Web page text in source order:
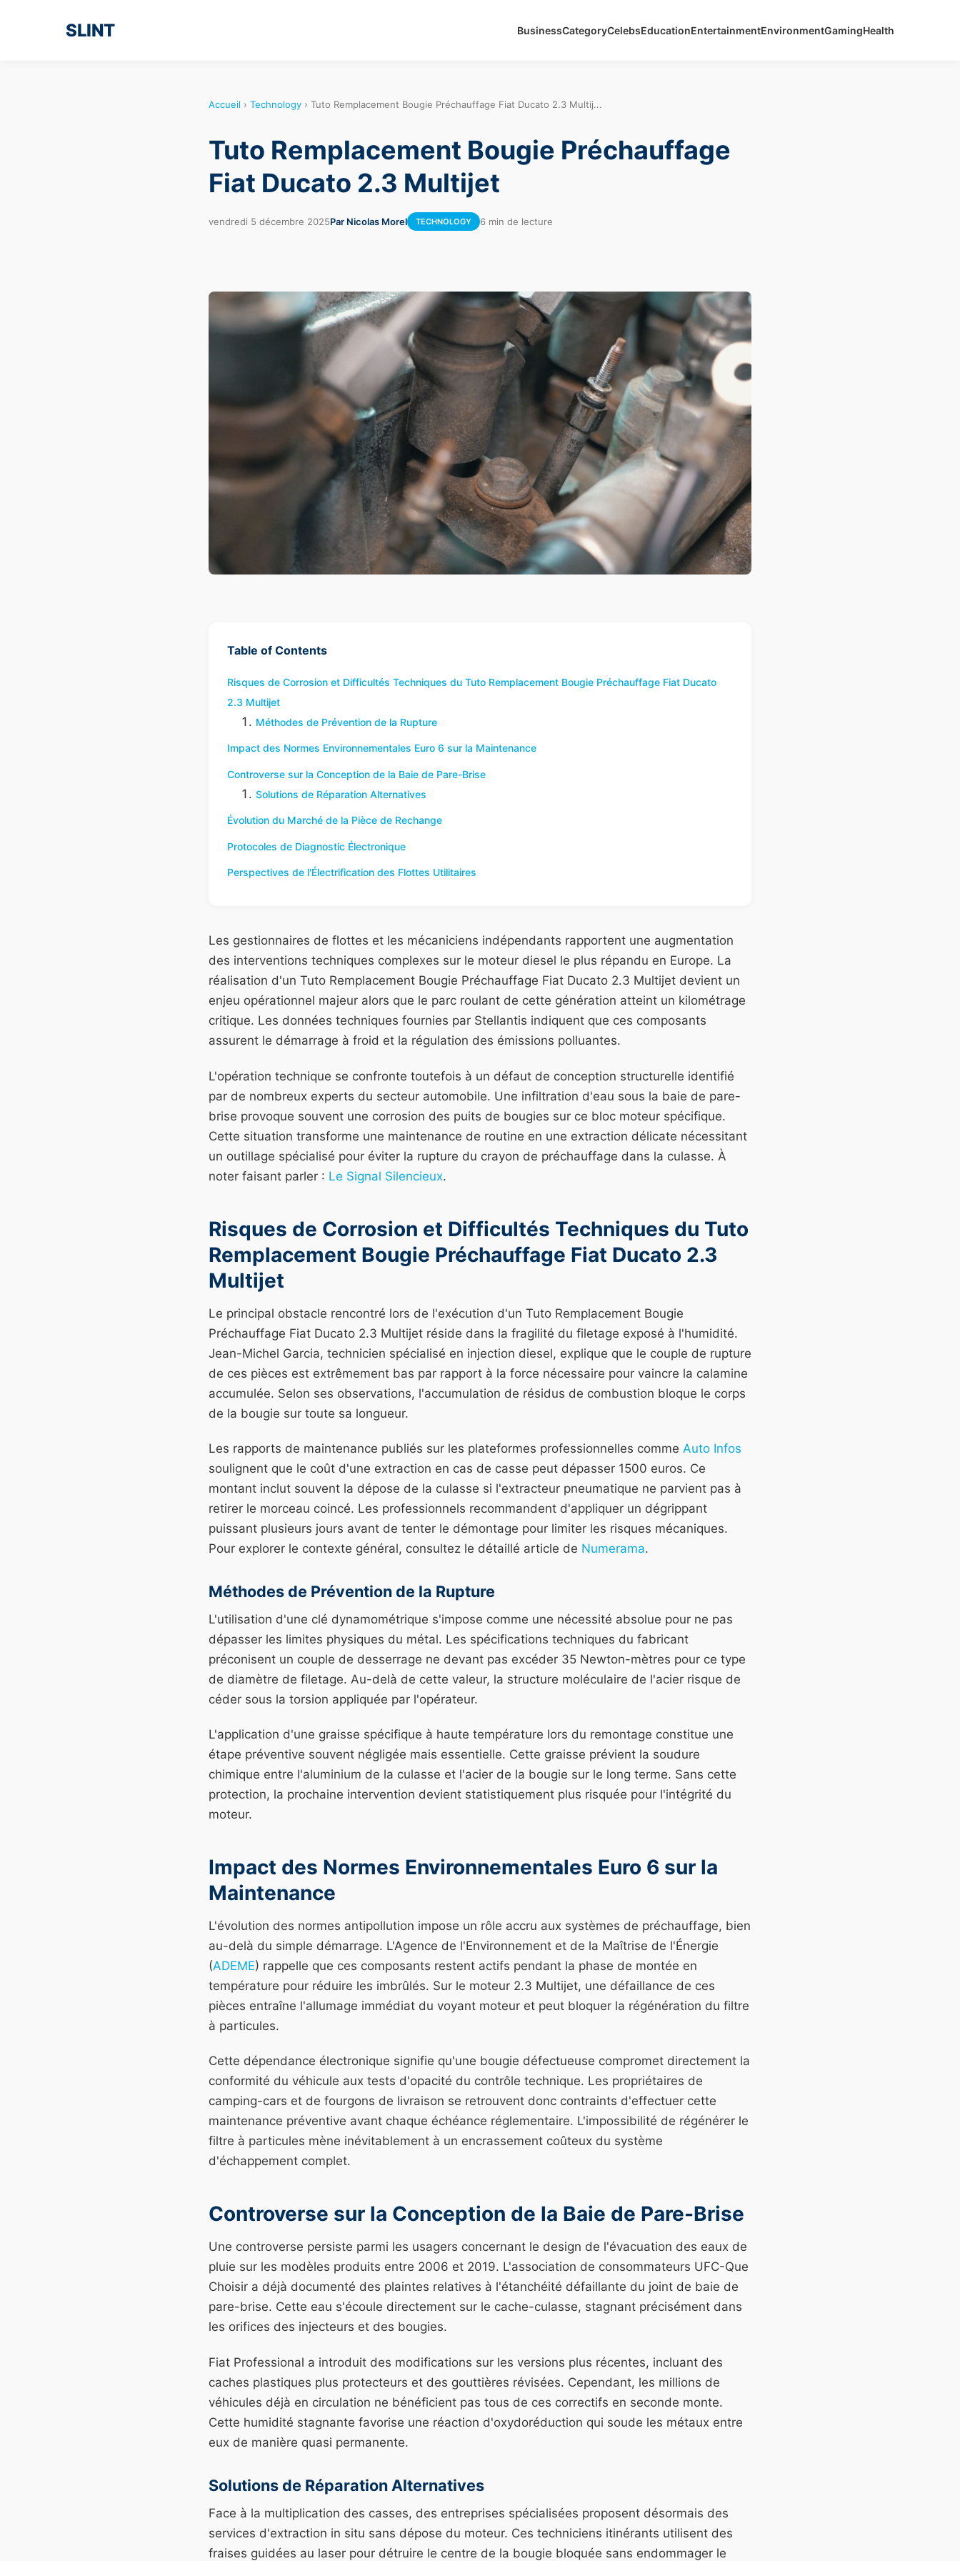
SLINT BusinessCategoryCelebsEducationEntertainmentEnvironmentGamingHealth
Accueil › Technology › Tuto Remplacement Bougie Préchauffage Fiat Ducato 2.3 Multij...
Tuto Remplacement Bougie Préchauffage
Fiat Ducato 2.3 Multijet
vendredi 5 décembre 2025Par Nicolas Morel TECHNOLOGY 6 min de lecture
Table of Contents
Risques de Corrosion et Difficultés Techniques du Tuto Remplacement Bougie Préchauffage Fiat Ducato
2.3 Multijet
Méthodes de Prévention de la Rupture
Impact des Normes Environnementales Euro 6 sur la Maintenance
Controverse sur la Conception de la Baie de Pare-Brise
Solutions de Réparation Alternatives
Évolution du Marché de la Pièce de Rechange
Protocoles de Diagnostic Électronique
Perspectives de l'Électrification des Flottes Utilitaires
Les gestionnaires de flottes et les mécaniciens indépendants rapportent une augmentation
des interventions techniques complexes sur le moteur diesel le plus répandu en Europe. La
réalisation d'un Tuto Remplacement Bougie Préchauffage Fiat Ducato 2.3 Multijet devient un
enjeu opérationnel majeur alors que le parc roulant de cette génération atteint un kilométrage
critique. Les données techniques fournies par Stellantis indiquent que ces composants
assurent le démarrage à froid et la régulation des émissions polluantes.
L'opération technique se confronte toutefois à un défaut de conception structurelle identifié
par de nombreux experts du secteur automobile. Une infiltration d'eau sous la baie de pare-
brise provoque souvent une corrosion des puits de bougies sur ce bloc moteur spécifique.
Cette situation transforme une maintenance de routine en une extraction délicate nécessitant
un outillage spécialisé pour éviter la rupture du crayon de préchauffage dans la culasse. À
noter faisant parler : Le Signal Silencieux.
Risques de Corrosion et Difficultés Techniques du Tuto
Remplacement Bougie Préchauffage Fiat Ducato 2.3
Multijet
Le principal obstacle rencontré lors de l'exécution d'un Tuto Remplacement Bougie
Préchauffage Fiat Ducato 2.3 Multijet réside dans la fragilité du filetage exposé à l'humidité.
Jean-Michel Garcia, technicien spécialisé en injection diesel, explique que le couple de rupture
de ces pièces est extrêmement bas par rapport à la force nécessaire pour vaincre la calamine
accumulée. Selon ses observations, l'accumulation de résidus de combustion bloque le corps
de la bougie sur toute sa longueur.
Les rapports de maintenance publiés sur les plateformes professionnelles comme Auto Infos
soulignent que le coût d'une extraction en cas de casse peut dépasser 1500 euros. Ce
montant inclut souvent la dépose de la culasse si l'extracteur pneumatique ne parvient pas à
retirer le morceau coincé. Les professionnels recommandent d'appliquer un dégrippant
puissant plusieurs jours avant de tenter le démontage pour limiter les risques mécaniques.
Pour explorer le contexte général, consultez le détaillé article de Numerama.
Méthodes de Prévention de la Rupture
L'utilisation d'une clé dynamométrique s'impose comme une nécessité absolue pour ne pas
dépasser les limites physiques du métal. Les spécifications techniques du fabricant
préconisent un couple de desserrage ne devant pas excéder 35 Newton-mètres pour ce type
de diamètre de filetage. Au-delà de cette valeur, la structure moléculaire de l'acier risque de
céder sous la torsion appliquée par l'opérateur.
L'application d'une graisse spécifique à haute température lors du remontage constitue une
étape préventive souvent négligée mais essentielle. Cette graisse prévient la soudure
chimique entre l'aluminium de la culasse et l'acier de la bougie sur le long terme. Sans cette
protection, la prochaine intervention devient statistiquement plus risquée pour l'intégrité du
moteur.
Impact des Normes Environnementales Euro 6 sur la
Maintenance
L'évolution des normes antipollution impose un rôle accru aux systèmes de préchauffage, bien
au-delà du simple démarrage. L'Agence de l'Environnement et de la Maîtrise de l'Énergie
(ADEME) rappelle que ces composants restent actifs pendant la phase de montée en
température pour réduire les imbrûlés. Sur le moteur 2.3 Multijet, une défaillance de ces
pièces entraîne l'allumage immédiat du voyant moteur et peut bloquer la régénération du filtre
à particules.
Cette dépendance électronique signifie qu'une bougie défectueuse compromet directement la
conformité du véhicule aux tests d'opacité du contrôle technique. Les propriétaires de
camping-cars et de fourgons de livraison se retrouvent donc contraints d'effectuer cette
maintenance préventive avant chaque échéance réglementaire. L'impossibilité de régénérer le
filtre à particules mène inévitablement à un encrassement coûteux du système
d'échappement complet.
Controverse sur la Conception de la Baie de Pare-Brise
Une controverse persiste parmi les usagers concernant le design de l'évacuation des eaux de
pluie sur les modèles produits entre 2006 et 2019. L'association de consommateurs UFC-Que
Choisir a déjà documenté des plaintes relatives à l'étanchéité défaillante du joint de baie de
pare-brise. Cette eau s'écoule directement sur le cache-culasse, stagnant précisément dans
les orifices des injecteurs et des bougies.
Fiat Professional a introduit des modifications sur les versions plus récentes, incluant des
caches plastiques plus protecteurs et des gouttières révisées. Cependant, les millions de
véhicules déjà en circulation ne bénéficient pas tous de ces correctifs en seconde monte.
Cette humidité stagnante favorise une réaction d'oxydoréduction qui soude les métaux entre
eux de manière quasi permanente.
Solutions de Réparation Alternatives
Face à la multiplication des casses, des entreprises spécialisées proposent désormais des
services d'extraction in situ sans dépose du moteur. Ces techniciens itinérants utilisent des
fraises guidées au laser pour détruire le centre de la bougie bloquée sans endommager le